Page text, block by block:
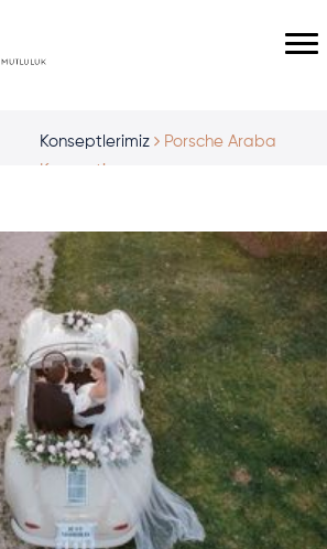
Konseptlerimiz
Porsche Araba
Konsepti